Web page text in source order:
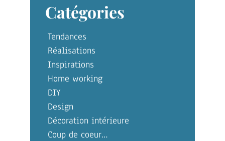
Catégories
Tendances
Réalisations
Inspirations
Home working
DIY
Design
Décoration intérieure
Coup de coeur…